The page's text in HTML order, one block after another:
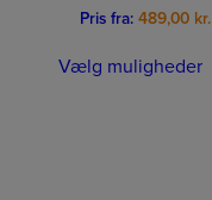
Pris fra: 489,00 kr.
Vælg muligheder